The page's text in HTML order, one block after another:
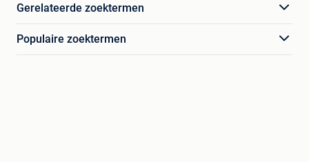
Gerelateerde zoektermen
Populaire zoektermen